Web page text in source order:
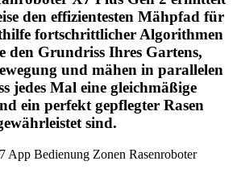
den effizientesten Mähpfad für
fortschrittlicher Algorithmen
den Grundriss Ihres Gartens,
und mähen in parallelen
jedes Mal eine gleichmäßige
ein perfekt gepflegter Rasen
sind.